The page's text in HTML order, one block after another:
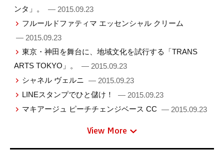
ンタ」。
— 2015.09.23
フルールドファティマ エッセンシャル クリーム
— 2015.09.23
東京・神田を舞台に、地域文化を試行する「TRANS
ARTS TOKYO」。
— 2015.09.23
シャネル ヴェルニ — 2015.09.23
LINEスタンプでひと儲け！
— 2015.09.23
マキアージュ ピーチチェンジベース CC — 2015.09.23
View More